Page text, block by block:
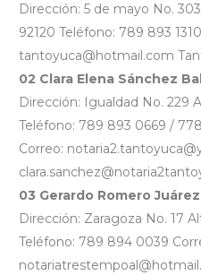
Dirección: 5 de mayo No.
92120 Teléfono: 789 893
tantoyuca@hotmail.com
02 Clara Elena Sánchez
Dirección: Igualdad No. 229
Teléfono: 789 893 0669 /
Correo:
03 Gerardo Romero Juárez
Dirección: Zaragoza No. 17
Teléfono: 789 894 0039